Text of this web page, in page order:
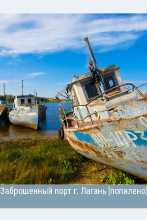
Заброшенный порт г. Лагань [попилено]